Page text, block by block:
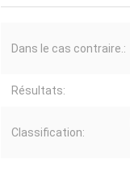
Dans le cas contraire.:
Résultats:
Classification: